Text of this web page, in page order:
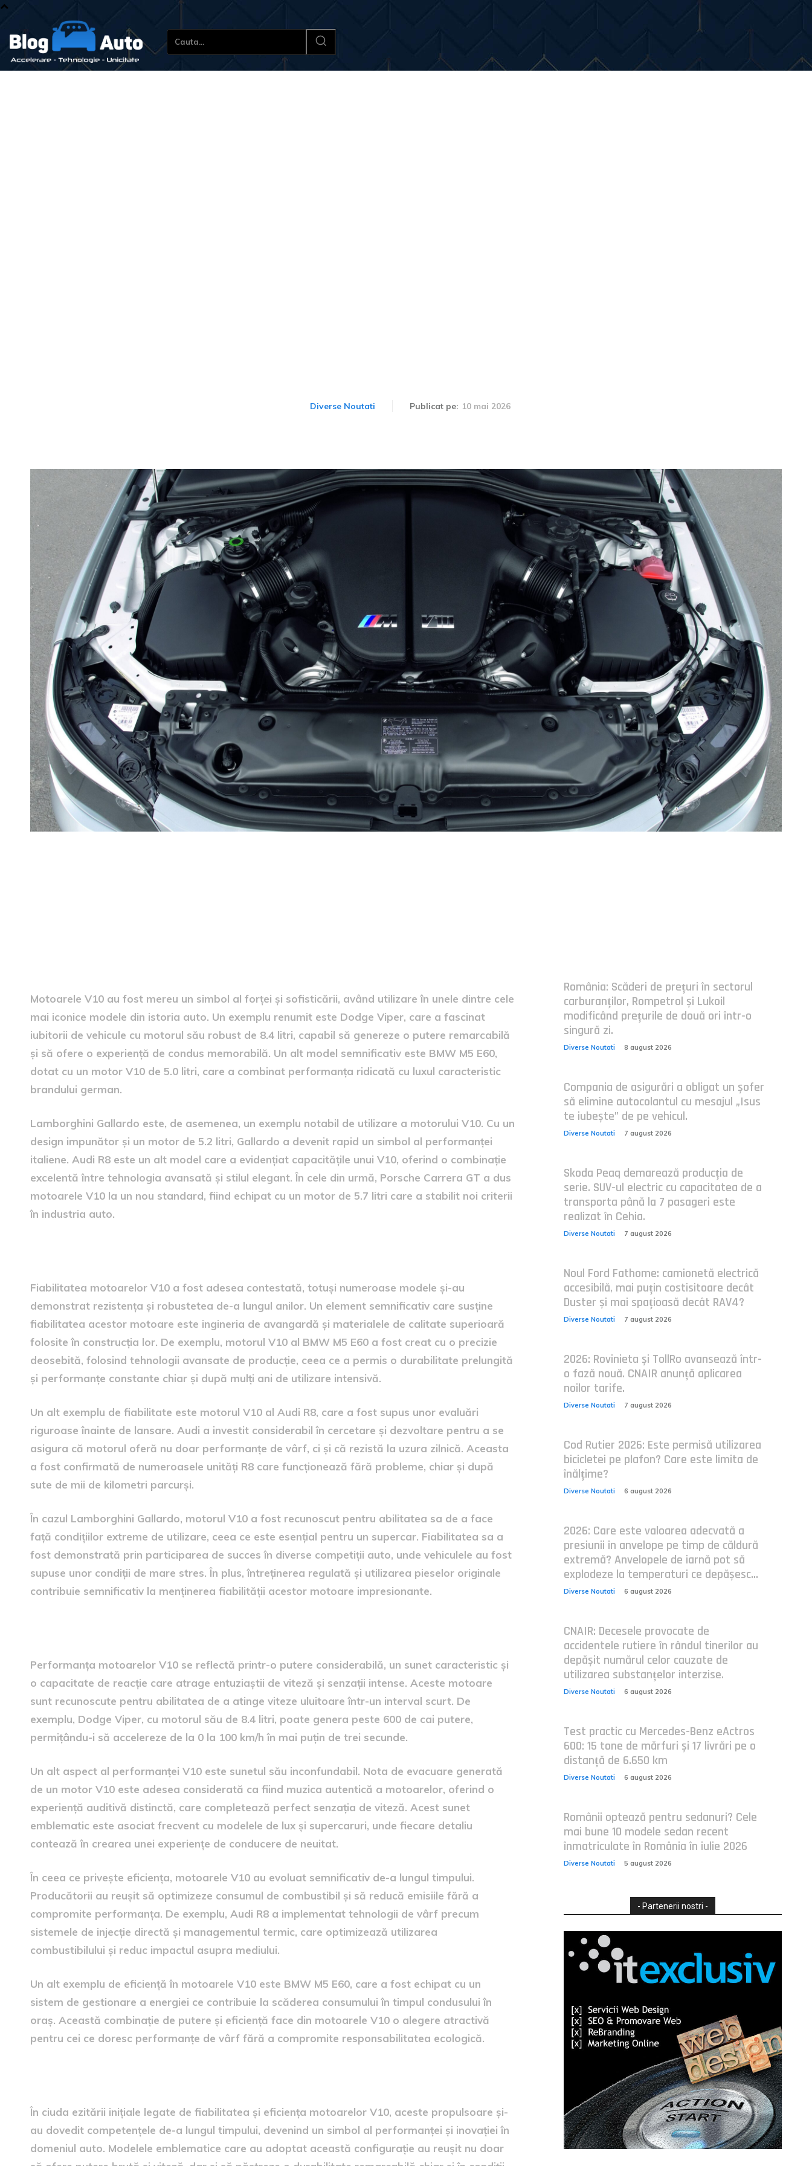
Cauta...
Diverse Noutati Publicat pe: 10 mai 2026
Motoarele V10 au fost mereu un simbol al forței și sofisticării, având utilizare în unele dintre cele
mai iconice modele din istoria auto. Un exemplu renumit este Dodge Viper, care a fascinat
iubitorii de vehicule cu motorul său robust de 8.4 litri, capabil să genereze o putere remarcabilă
și să ofere o experiență de condus memorabilă. Un alt model semnificativ este BMW M5 E60,
dotat cu un motor V10 de 5.0 litri, care a combinat performanța ridicată cu luxul caracteristic
brandului german.
Lamborghini Gallardo este, de asemenea, un exemplu notabil de utilizare a motorului V10. Cu un
design impunător și un motor de 5.2 litri, Gallardo a devenit rapid un simbol al performanței
italiene. Audi R8 este un alt model care a evidențiat capacitățile unui V10, oferind o combinație
excelentă între tehnologia avansată și stilul elegant. În cele din urmă, Porsche Carrera GT a dus
motoarele V10 la un nou standard, fiind echipat cu un motor de 5.7 litri care a stabilit noi criterii
în industria auto.
Fiabilitatea motoarelor V10 a fost adesea contestată, totuși numeroase modele și-au
demonstrat rezistența și robustetea de-a lungul anilor. Un element semnificativ care susține
fiabilitatea acestor motoare este ingineria de avangardă și materialele de calitate superioară
folosite în construcția lor. De exemplu, motorul V10 al BMW M5 E60 a fost creat cu o precizie
deosebită, folosind tehnologii avansate de producție, ceea ce a permis o durabilitate prelungită
și performanțe constante chiar și după mulți ani de utilizare intensivă.
Un alt exemplu de fiabilitate este motorul V10 al Audi R8, care a fost supus unor evaluări
riguroase înainte de lansare. Audi a investit considerabil în cercetare și dezvoltare pentru a se
asigura că motorul oferă nu doar performanțe de vârf, ci și că rezistă la uzura zilnică. Aceasta
a fost confirmată de numeroasele unități R8 care funcționează fără probleme, chiar și după
sute de mii de kilometri parcurși.
În cazul Lamborghini Gallardo, motorul V10 a fost recunoscut pentru abilitatea sa de a face
față condițiilor extreme de utilizare, ceea ce este esențial pentru un supercar. Fiabilitatea sa a
fost demonstrată prin participarea de succes în diverse competiții auto, unde vehiculele au fost
supuse unor condiții de mare stres. În plus, întreținerea regulată și utilizarea pieselor originale
contribuie semnificativ la menținerea fiabilității acestor motoare impresionante.
Performanța motoarelor V10 se reflectă printr-o putere considerabilă, un sunet caracteristic și
o capacitate de reacție care atrage entuziaștii de viteză și senzații intense. Aceste motoare
sunt recunoscute pentru abilitatea de a atinge viteze uluitoare într-un interval scurt. De
exemplu, Dodge Viper, cu motorul său de 8.4 litri, poate genera peste 600 de cai putere,
permițându-i să accelereze de la 0 la 100 km/h în mai puțin de trei secunde.
Un alt aspect al performanței V10 este sunetul său inconfundabil. Nota de evacuare generată
de un motor V10 este adesea considerată ca fiind muzica autentică a motoarelor, oferind o
experiență auditivă distinctă, care completează perfect senzația de viteză. Acest sunet
emblematic este asociat frecvent cu modelele de lux și supercaruri, unde fiecare detaliu
contează în crearea unei experiențe de conducere de neuitat.
În ceea ce privește eficiența, motoarele V10 au evoluat semnificativ de-a lungul timpului.
Producătorii au reușit să optimizeze consumul de combustibil și să reducă emisiile fără a
compromite performanța. De exemplu, Audi R8 a implementat tehnologii de vârf precum
sistemele de injecție directă și managementul termic, care optimizează utilizarea
combustibilului și reduc impactul asupra mediului.
Un alt exemplu de eficiență în motoarele V10 este BMW M5 E60, care a fost echipat cu un
sistem de gestionare a energiei ce contribuie la scăderea consumului în timpul condusului în
oraș. Această combinație de putere și eficiență face din motoarele V10 o alegere atractivă
pentru cei ce doresc performanțe de vârf fără a compromite responsabilitatea ecologică.
În ciuda ezitării inițiale legate de fiabilitatea și eficiența motoarelor V10, aceste propulsoare și-
au dovedit competențele de-a lungul timpului, devenind un simbol al performanței și inovației în
domeniul auto. Modelele emblematice care au adoptat această configurație au reușit nu doar
România: Scăderi de prețuri în sectorul
carburanților, Rompetrol și Lukoil
modificând prețurile de două ori într-o
singură zi.
Diverse Noutati 8 august 2026
Compania de asigurări a obligat un șofer
să elimine autocolantul cu mesajul „Isus
te iubește” de pe vehicul.
Diverse Noutati 7 august 2026
Skoda Peaq demarează producția de
serie. SUV-ul electric cu capacitatea de a
transporta până la 7 pasageri este
realizat în Cehia.
Diverse Noutati 7 august 2026
Noul Ford Fathome: camionetă electrică
accesibilă, mai puțin costisitoare decât
Duster și mai spațioasă decât RAV4?
Diverse Noutati 7 august 2026
2026: Rovinieta și TollRo avansează într-
o fază nouă. CNAIR anunță aplicarea
noilor tarife.
Diverse Noutati 7 august 2026
Cod Rutier 2026: Este permisă utilizarea
bicicletei pe plafon? Care este limita de
înălțime?
Diverse Noutati 6 august 2026
2026: Care este valoarea adecvată a
presiunii în anvelope pe timp de căldură
extremă? Anvelopele de iarnă pot să
explodeze la temperaturi ce depășesc...
Diverse Noutati 6 august 2026
CNAIR: Decesele provocate de
accidentele rutiere în rândul tinerilor au
depășit numărul celor cauzate de
utilizarea substanțelor interzise.
Diverse Noutati 6 august 2026
Test practic cu Mercedes-Benz eActros
600: 15 tone de mărfuri și 17 livrări pe o
distanță de 6.650 km
Diverse Noutati 6 august 2026
Românii optează pentru sedanuri? Cele
mai bune 10 modele sedan recent
înmatriculate în România în iulie 2026
Diverse Noutati 5 august 2026
- Partenerii nostri -